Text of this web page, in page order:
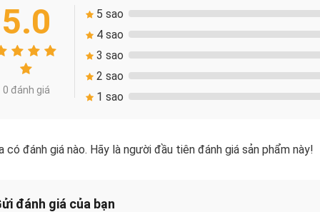
5.0
0 đánh giá
5 sao
4 sao
3 sao
2 sao
1 sao
có đánh giá nào. Hãy là người đầu tiên đánh giá sản phẩm này!
đánh giá của bạn